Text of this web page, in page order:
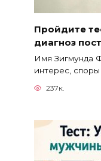
Пройдите
диагноз
Имя Зигмунда
интерес,
237к.